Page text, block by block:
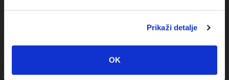
Prikaži detalje
OK